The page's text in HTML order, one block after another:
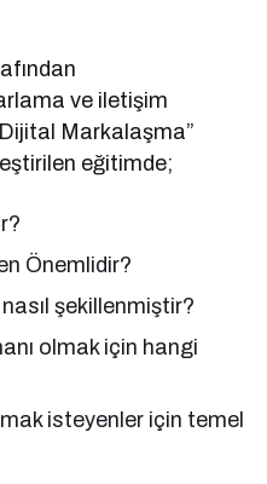
ve iletişim
Markalaşma”
eğitimde;
Önemlidir?
şekillenmiştir?
olmak için hangi
isteyenler için temel